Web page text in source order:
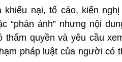
nại, tố cáo, kiến
“phản ánh” nhưng nội
quyền và yêu cầu
pháp luật của người có